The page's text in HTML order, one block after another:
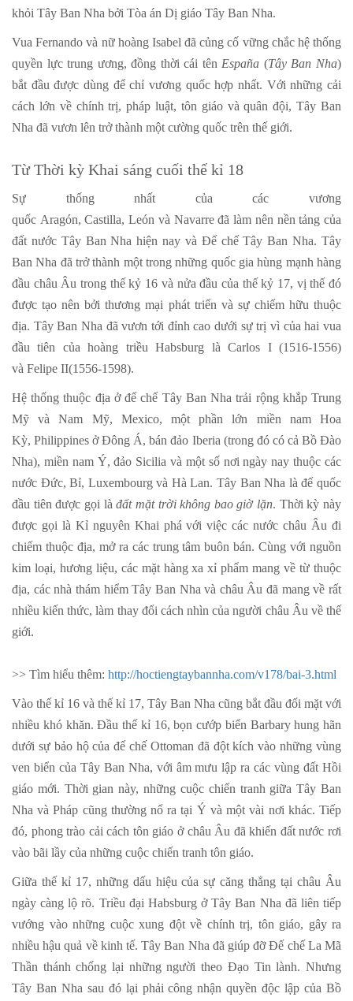
khỏi Tây Ban Nha bởi Tòa án Dị giáo Tây Ban Nha.
Vua Fernando và nữ hoàng Isabel đã củng cố vững chắc hệ thống
quyền lực trung ương, đồng thời cái tên España (Tây Ban Nha)
bắt đầu được dùng để chỉ vương quốc hợp nhất. Với những cải
cách lớn về chính trị, pháp luật, tôn giáo và quân đội, Tây Ban
Nha đã vươn lên trở thành một cường quốc trên thế giới.
Từ Thời kỳ Khai sáng cuối thế kỉ 18
Sự thống nhất của các vương
quốc Aragón, Castilla, León và Navarre đã làm nên nền tảng của
đất nước Tây Ban Nha hiện nay và Đế chế Tây Ban Nha. Tây
Ban Nha đã trở thành một trong những quốc gia hùng mạnh hàng
đầu châu Âu trong thế kỷ 16 và nửa đầu của thế kỷ 17, vị thế đó
được tạo nên bởi thương mại phát triển và sự chiếm hữu thuộc
địa. Tây Ban Nha đã vươn tới đỉnh cao dưới sự trị vì của hai vua
đầu tiên của hoàng triều Habsburg là Carlos I (1516-1556)
và Felipe II(1556-1598).
Hệ thống thuộc địa ở đế chế Tây Ban Nha trải rộng khắp Trung
Mỹ và Nam Mỹ, Mexico, một phần lớn miền nam Hoa
Kỳ, Philippines ở Đông Á, bán đảo Iberia (trong đó có cả Bồ Đào
Nha), miền nam Ý, đảo Sicilia và một số nơi ngày nay thuộc các
nước Đức, Bỉ, Luxembourg và Hà Lan. Tây Ban Nha là đế quốc
đầu tiên được gọi làđất mặt trời không bao giờ lặn. Thời kỳ này
được gọi là Kỉ nguyên Khai phá với việc các nước châu Âu đi
chiếm thuộc địa, mở ra các trung tâm buôn bán. Cùng với nguồn
kim loại, hương liệu, các mặt hàng xa xỉ phẩm mang về từ thuộc
địa, các nhà thám hiểm Tây Ban Nha và châu Âu đã mang về rất
nhiều kiến thức, làm thay đổi cách nhìn của người châu Âu về thế
giới.
>> Tìm hiểu thêm: http://hoctiengtaybannha.com/v178/bai-3.html
Vào thế kỉ 16 và thế kỉ 17, Tây Ban Nha cũng bắt đầu đối mặt với
nhiều khó khăn. Đầu thế kỉ 16, bọn cướp biển Barbary hung hãn
dưới sự bảo hộ của đế chế Ottoman đã đột kích vào những vùng
ven biển của Tây Ban Nha, với âm mưu lập ra các vùng đất Hồi
giáo mới. Thời gian này, những cuộc chiến tranh giữa Tây Ban
Nha và Pháp cũng thường nổ ra tại Ý và một vài nơi khác. Tiếp
đó, phong trào cải cách tôn giáo ở châu Âu đã khiến đất nước rơi
vào bãi lầy của những cuộc chiến tranh tôn giáo.
Giữa thế kỉ 17, những dấu hiệu của sự căng thẳng tại châu Âu
ngày càng lộ rõ. Triều đại Habsburg ở Tây Ban Nha đã liên tiếp
vướng vào những cuộc xung đột về chính trị, tôn giáo, gây ra
nhiều hậu quả về kinh tế. Tây Ban Nha đã giúp đỡ Đế chế La Mã
Thần thánh chống lại những người theo Đạo Tin lành. Nhưng
Tây Ban Nha sau đó lại phải công nhận quyền độc lập của Bồ